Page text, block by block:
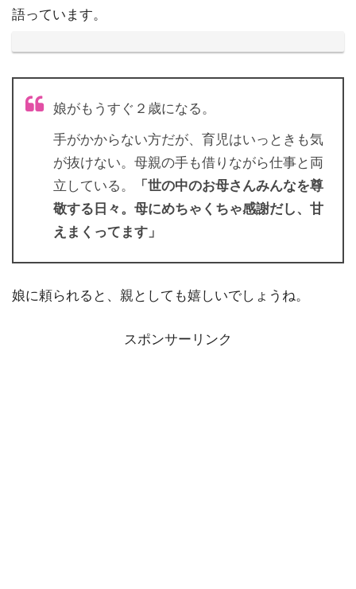
語っています。
娘がもうすぐ２歳になる。
手がかからない方だが、育児はいっときも気
が抜けない。母親の手も借りながら仕事と両
立している。
「世の中のお母さんみんなを尊
敬する日々。母にめちゃくちゃ感謝だし、甘
えまくってます」
娘に頼られると、親としても嬉しいでしょうね。
スポンサーリンク